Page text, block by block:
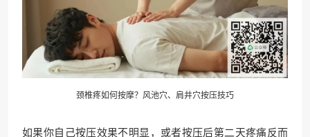
颈椎疼如何按摩？风池穴、肩井穴按压技巧
如果你自己按压效果不明显，或者按压后第二天疼痛反而